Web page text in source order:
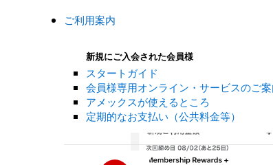
ご利用案内
新規にご入会された会員様
スタートガイド
会員様専用オンライン・サービスのご
アメックスが使えるところ
定期的なお支払い（公共料金等）